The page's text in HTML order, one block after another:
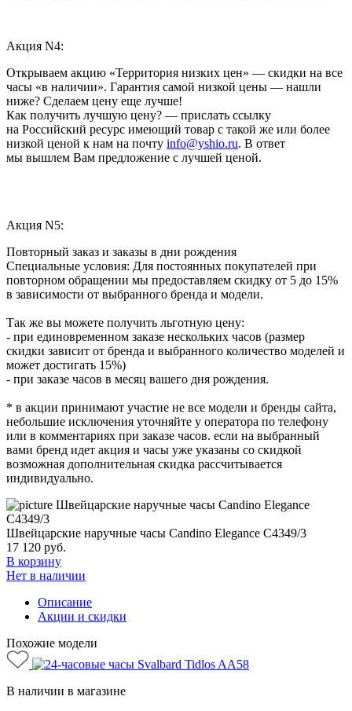
Акция N4:
Открываем акцию «Территория низких цен» — скидки на все
часы «в наличии». Гарантия самой низкой цены — нашли
ниже? Сделаем цену еще лучше!
Как получить лучшую цену? — прислать ссылку
на Российский ресурс имеющий товар с такой же или более
низкой ценой к нам на почту info@yshio.ru. В ответ
мы вышлем Вам предложение с лучшей ценой.
Акция N5:
Повторный заказ и заказы в дни рождения
Специальные условия: Для постоянных покупателей при
повторном обращении мы предоставляем скидку от 5 до 15%
в зависимости от выбранного бренда и модели.
Так же вы можете получить льготную цену:
- при единовременном заказе нескольких часов (размер
скидки зависит от бренда и выбранного количество моделей и
может достигать 15%)
- при заказе часов в месяц вашего дня рождения.
* в акции принимают участие не все модели и бренды сайта,
небольшие исключения уточняйте у оператора по телефону
или в комментариях при заказе часов. если на выбранный
вами бренд идет акция и часы уже указаны со скидкой
возможная дополнительная скидка рассчитывается
индивидуально.
Швейцарские наручные часы Candino Elegance C4349/3
17 120 руб.
В корзину
Нет в наличии
Описание
Акции и скидки
Похожие модели
В наличии в магазине